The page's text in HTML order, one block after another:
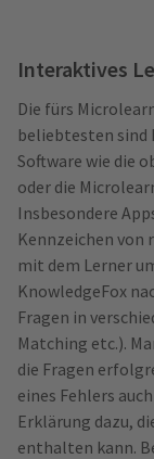
Interaktives
Die fürs
beliebtesten sind
Software wie die
oder die
Insbesondere
Kennzeichen
mit dem Lerner
KnowledgeFox
Fragen in
Matching etc.).
die Fragen
eines Fehlers
Erklärung dazu,
enthalten kann.